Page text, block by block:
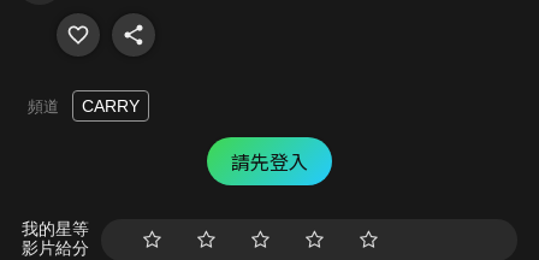
頻道 CARRY
請先登入
我的星等
影片給分